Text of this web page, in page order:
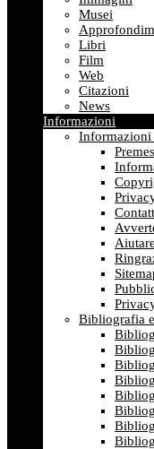
Musei
Libri
Film
Web
Citazioni
News
Informazioni
Informazioni
Aiutare
Bibliografia